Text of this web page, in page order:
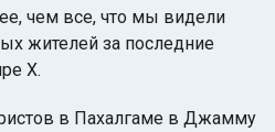
чем все, что мы видели
жителей за последние
X.
в Пахалгаме в Джамму